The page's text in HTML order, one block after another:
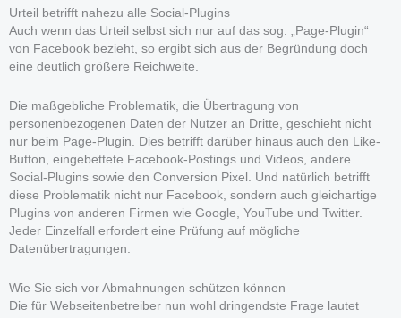
Urteil betrifft nahezu alle Social-Plugins
Auch wenn das Urteil selbst sich nur auf das sog. „Page-Plugin“
von Facebook bezieht, so ergibt sich aus der Begründung doch
eine deutlich größere Reichweite.
Die maßgebliche Problematik, die Übertragung von
personenbezogenen Daten der Nutzer an Dritte, geschieht nicht
nur beim Page-Plugin. Dies betrifft darüber hinaus auch den Like-
Button, eingebettete Facebook-Postings und Videos, andere
Social-Plugins sowie den Conversion Pixel. Und natürlich betrifft
diese Problematik nicht nur Facebook, sondern auch gleichartige
Plugins von anderen Firmen wie Google, YouTube und Twitter.
Jeder Einzelfall erfordert eine Prüfung auf mögliche
Datenübertragungen.
Wie Sie sich vor Abmahnungen schützen können
Die für Webseitenbetreiber nun wohl dringendste Frage lautet